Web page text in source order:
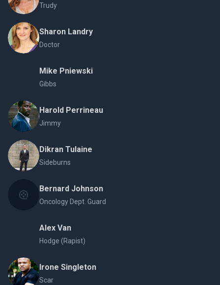
Trudy
Sharon Landry
Doctor
Mike Pniewski
Gibbs
Harold Perrineau
Jimmy
Dikran Tulaine
Sideburns
Bernard Johnson
Oncology Dept. Guard
Alex Van
Hodge (Rapist)
Irone Singleton
Scar